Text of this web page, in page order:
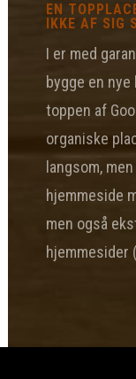
EN
IKKE AF SIG
I er med
bygge en
toppen af
organiske
langsom,
hjemmeside
men også
hjemmesider